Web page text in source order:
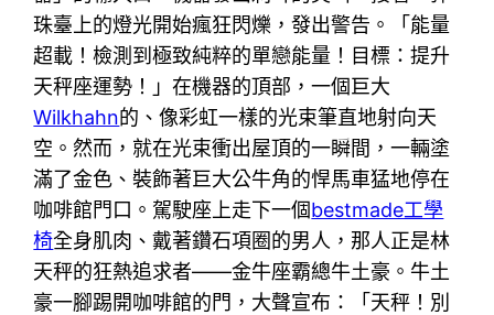
珠臺上的燈光開始瘋狂閃爍，發出警告。「能量
超載！檢測到極致純粹的單戀能量！目標：提升
天秤座運勢！」在機器的頂部，一個巨大
Wilkhahn的、像彩虹一樣的光束筆直地射向天
空。然而，就在光束衝出屋頂的一瞬間，一輛塗
滿了金色、裝飾著巨大公牛角的悍馬車猛地停在
咖啡館門口。駕駛座上走下一個bestmade工學
椅全身肌肉、戴著鑽石項圈的男人，那人正是林
天秤的狂熱追求者——金牛座霸總牛土豪。牛土
豪一腳踢開咖啡館的門，大聲宣布：「天秤！別